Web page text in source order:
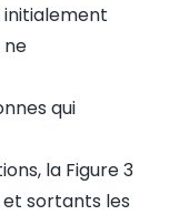
ne
qui
la Figure 3
sortants les